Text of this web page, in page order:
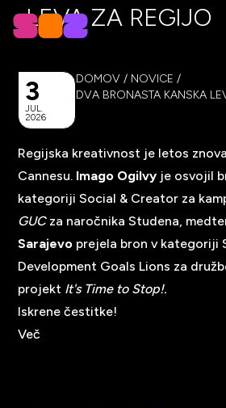
LEVA ZA REGIJO
3
JUL.
2026
DOMOV / NOVICE /
DVA BRONASTA KANSKA
Regijska kreativnost je letos
Cannesu. Imago Ogilvy je osvojil
kategoriji Social & Creator za
GUCza naročnika Studena,
Sarajevo prejela bron v kategoriji
Development Goals Lions za
projekt It's Time to Stop!.
Iskrene čestitke!
Več